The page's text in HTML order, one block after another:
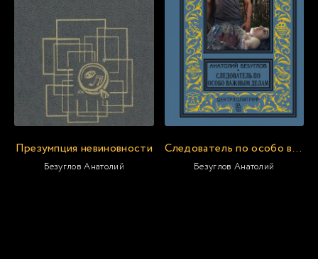
Презумпция невиновности
Безуглов Анатолий
Следователь по особо важным делам
Безуглов Анатолий